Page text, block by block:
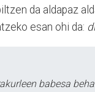
da aldapaz
esan ohi da:
babesa